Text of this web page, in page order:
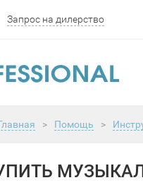
Запрос на дилерство
> Помощь >
КУПИТЬ